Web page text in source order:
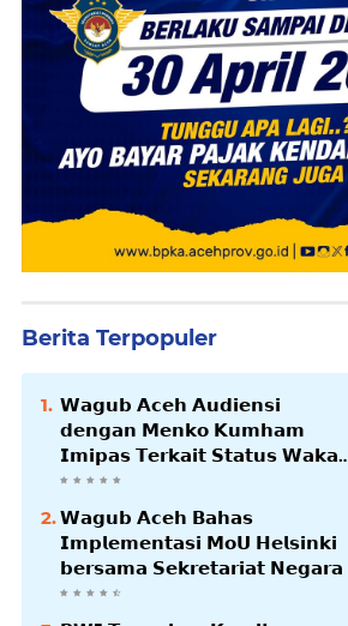
Berita Terpopuler
𝗪𝗮𝗴𝘂𝗯 𝗔𝗰𝗲𝗵 𝗔𝘂𝗱𝗶𝗲𝗻𝘀𝗶
𝗱𝗲𝗻𝗴𝗮𝗻 𝗠𝗲𝗻𝗸𝗼 𝗞𝘂𝗺𝗵𝗮𝗺
𝗜𝗺𝗶𝗽𝗮𝘀 𝗧𝗲𝗿𝗸𝗮𝗶𝘁 𝗦𝘁𝗮𝘁𝘂𝘀 𝗪𝗮𝗸𝗮𝗳
𝗕𝗹𝗮𝗻𝗴𝗽𝗮𝗱𝗮𝗻𝗴
𝗪𝗮𝗴𝘂𝗯 𝗔𝗰𝗲𝗵 𝗕𝗮𝗵𝗮𝘀
𝗜𝗺𝗽𝗹𝗲𝗺𝗲𝗻𝘁𝗮𝘀𝗶 𝗠𝗼𝗨 𝗛𝗲𝗹𝘀𝗶𝗻𝗸𝗶
𝗯𝗲𝗿𝘀𝗮𝗺𝗮 𝗦𝗲𝗸𝗿𝗲𝘁𝗮𝗿𝗶𝗮𝘁 𝗡𝗲𝗴𝗮𝗿𝗮